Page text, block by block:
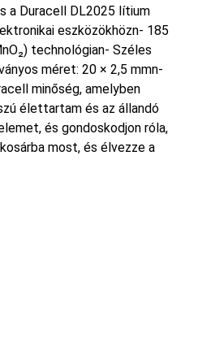
a Duracell DL2025 lítium
eszközökhözn- 185
technológian- Széles
méret: 20 × 2,5 mmn-
minőség, amelyben
élettartam és az állandó
és gondoskodjon róla,
most, és élvezze a